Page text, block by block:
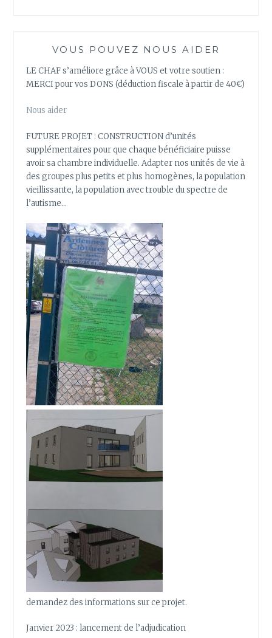
VOUS POUVEZ NOUS AIDER
LE CHAF s’améliore grâce à VOUS et votre soutien :
MERCI pour vos DONS (déduction fiscale à partir de 40€)
Nous aider
FUTURE PROJET : CONSTRUCTION d’unités
supplémentaires pour que chaque bénéficiaire puisse
avoir sa chambre individuelle. Adapter nos unités de vie à
des groupes plus petits et plus homogènes, la population
vieillissante, la population avec trouble du spectre de
l’autisme…
demandez des informations sur ce projet.
Janvier 2023 : lancement de l’adjudication